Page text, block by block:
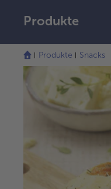
Produkte
Produkte Snacks